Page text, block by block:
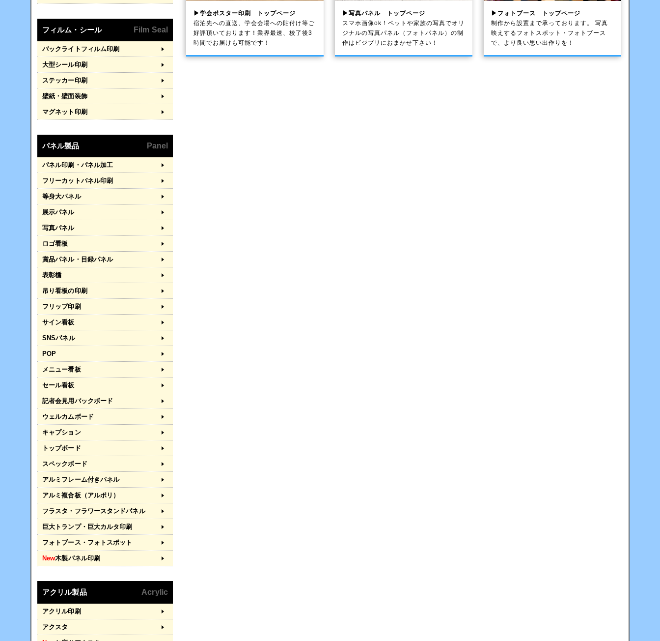
▶学会ポスター印刷 トップページ
宿泊先への直送、学会会場への貼付け等ご
好評頂いております！業界最速、校了後3
時間でお届けも可能です！
▶写真パネル トップページ
スマホ画像ok！ペットや家族の写真でオリ
ジナルの写真パネル（フォトパネル）の制
作はビジプリにおまかせ下さい！
▶フォトブース トップページ
制作から設置まで承っております。 写真
映えするフォトスポット・フォトブース
で、より良い思い出作りを！
フィルム・シール Film Seal
バックライトフィルム印刷
大型シール印刷
ステッカー印刷
壁紙・壁面装飾
マグネット印刷
パネル製品 Panel
パネル印刷・パネル加工
フリーカットパネル印刷
等身大パネル
展示パネル
写真パネル
ロゴ看板
賞品パネル・目録パネル
表彰楯
吊り看板の印刷
フリップ印刷
サイン看板
SNSパネル
POP
メニュー看板
セール看板
記者会見用バックボード
ウェルカムボード
キャプション
トップボード
スペックボード
アルミフレーム付きパネル
アルミ複合板（アルポリ）
フラスタ・フラワースタンドパネル
巨大トランプ・巨大カルタ印刷
フォトブース・フォトスポット
New木製パネル印刷
アクリル製品 Acrylic
アクリル印刷
アクスタ